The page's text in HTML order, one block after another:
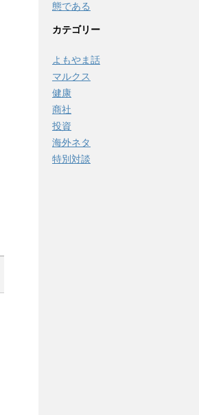
態である
カテゴリー
よもやま話
マルクス
健康
商社
投資
海外ネタ
特別対談